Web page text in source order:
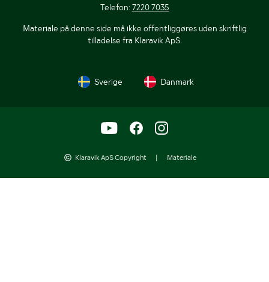
Telefon: 7220 7035
Materiale på denne side må ikke offentliggøres uden skriftlig
tilladelse fra Klaravik ApS.
Sverige Danmark
Klaravik ApS Copyright | Materiale